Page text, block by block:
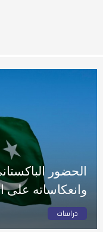
الحضور
وانعكاساته على
دراسات